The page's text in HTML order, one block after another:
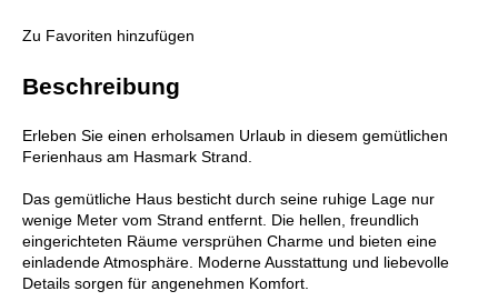
Zu Favoriten hinzufügen
Beschreibung
Erleben Sie einen erholsamen Urlaub in diesem gemütlichen
Ferienhaus am Hasmark Strand.
Das gemütliche Haus besticht durch seine ruhige Lage nur
wenige Meter vom Strand entfernt. Die hellen, freundlich
eingerichteten Räume versprühen Charme und bieten eine
einladende Atmosphäre. Moderne Ausstattung und liebevolle
Details sorgen für angenehmen Komfort.